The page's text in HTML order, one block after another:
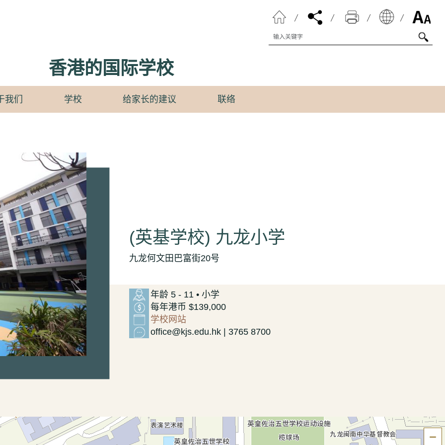
搜寻字串
香港的国际学校
我们 学校 给家长的建议 联络
(英基学校) 九龙小学
九龙何文田巴富街20号
年龄 5 - 11 • 小学
每年港币 $139,000
学校网站
office@kjs.edu.hk | 3765 8700